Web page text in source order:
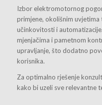
Izbor elektromotornog
primjene, okolišnim
učinkovitosti i
mjenjačima i pametnom
upravljanje, što dodatno
korisnika.
Za optimalno rješenje
kako bi uzeli sve relevantne